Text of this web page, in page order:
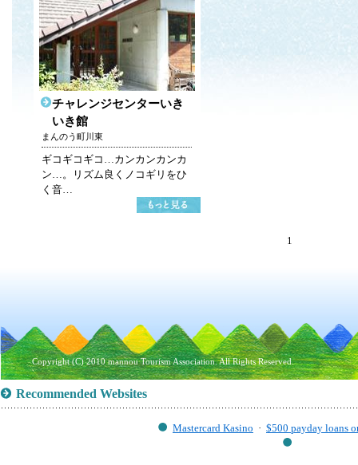
チャレンジセンターいき
いき館
まんのう町川東
ギコギコギコ…カンカンカンカ
ン…。リズム良くノコギリをひ
く音…
1
Copyright (C) 2010 mannou Tourism Association. All Rights Reserved.
Recommended Websites
Mastercard Kasino · $500 payday loans